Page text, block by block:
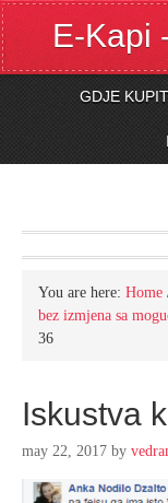
E-Kapi
GDJE
You are here: Home
bez izmjena sa
36
Iskustva
may 22, 2017 by